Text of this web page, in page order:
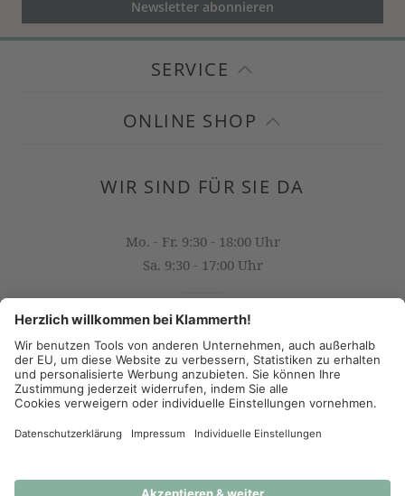
Newsletter abonnieren
SERVICE
ONLINE SHOP
WIR SIND FÜR SIE DA
Mo. - Fr. 9:30 - 18:00 Uhr
Sa. 9:30 - 17:00 Uhr
OFFICE@KLAMMERTH.AT
+43 316 825 618 0